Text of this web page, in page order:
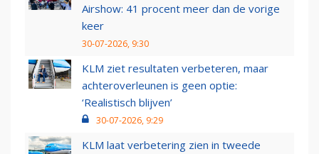
Airshow: 41 procent meer dan de vorige
keer
30-07-2026, 9:30
KLM ziet resultaten verbeteren, maar
achteroverleunen is geen optie:
‘Realistisch blijven’
30-07-2026, 9:29
KLM laat verbetering zien in tweede